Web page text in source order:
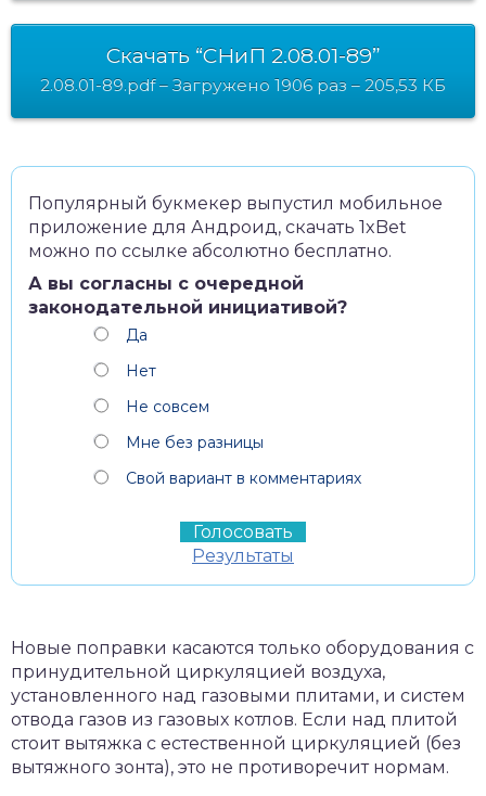
Скачать “СНиП 2.08.01-89”
2.08.01-89.pdf – Загружено 1906 раз – 205,53 КБ
Популярный букмекер выпустил мобильное
приложение для Андроид, скачать 1xBet
можно по ссылке абсолютно бесплатно.
А вы согласны с очередной
законодательной инициативой?
Да
Нет
Не совсем
Мне без разницы
Свой вариант в комментариях
Результаты
Новые поправки касаются только оборудования с
принудительной циркуляцией воздуха,
установленного над газовыми плитами, и систем
отвода газов из газовых котлов. Если над плитой
стоит вытяжка с естественной циркуляцией (без
вытяжного зонта), это не противоречит нормам.